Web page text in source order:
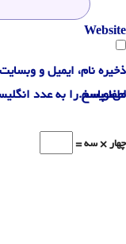
Website
ذخیره نام، ایمیل و
می‌نویسم.
لطفا پاسخ را به عدد
چهار × سه =